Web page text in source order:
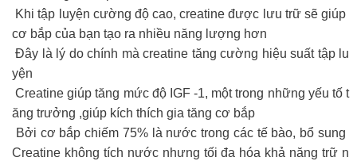
Khi tập luyện cường độ cao, creatine được lưu trữ sẽ giúp
cơ bắp của bạn tạo ra nhiều năng lượng hơn
Đây là lý do chính mà creatine tăng cường hiệu suất tập lu
yện
Creatine giúp tăng mức độ IGF -1, một trong những yếu tố t
ăng trưởng ,giúp kích thích gia tăng cơ bắp
Bởi cơ bắp chiếm 75% là nước trong các tế bào, bổ sung
Creatine không tích nước nhưng tối đa hóa khả năng trữ n